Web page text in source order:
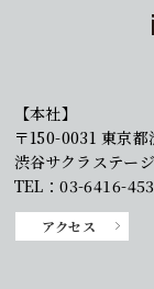
【本社】
〒150-0031 東京
渋谷サクラステー
TEL：03-6416-
アクセス